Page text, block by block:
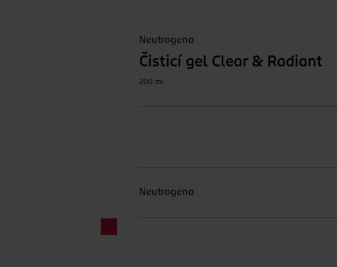
Neutrogena
Čisticí gel Clear & Radiant
200 ml
Neutrogena